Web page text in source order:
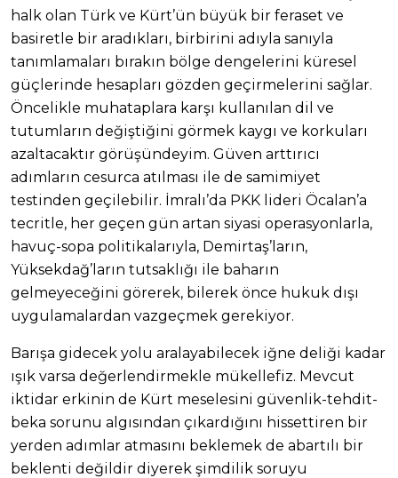
halk olan Türk ve Kürt’ün büyük bir feraset ve
basiretle bir aradıkları, birbirini adıyla sanıyla
tanımlamaları bırakın bölge dengelerini küresel
güçlerinde hesapları gözden geçirmelerini sağlar.
Öncelikle muhataplara karşı kullanılan dil ve
tutumların değiştiğini görmek kaygı ve korkuları
azaltacaktır görüşündeyim. Güven arttırıcı
adımların cesurca atılması ile de samimiyet
testinden geçilebilir. İmralı’da PKK lideri Öcalan’a
tecritle, her geçen gün artan siyasi operasyonlarla,
havuç-sopa politikalarıyla, Demirtaş’ların,
Yüksekdağ’ların tutsaklığı ile baharın
gelmeyeceğini görerek, bilerek önce hukuk dışı
uygulamalardan vazgeçmek gerekiyor.
Barışa gidecek yolu aralayabilecek iğne deliği kadar
ışık varsa değerlendirmekle mükellefiz. Mevcut
iktidar erkinin de Kürt meselesini güvenlik-tehdit-
beka sorunu algısından çıkardığını hissettiren bir
yerden adımlar atmasını beklemek de abartılı bir
beklenti değildir diyerek şimdilik soruyu